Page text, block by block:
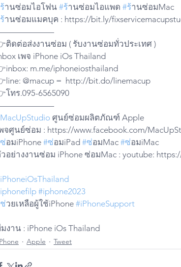
้านซ่อมไอโฟน #ร้านซ่อมไอแพด #ร้านซ่อมMac
านซ่อมแมคบุค : https://bit.ly/
ติดต่อส่งงานซ่อม ( รับงานซ่อมทั่วประเทศ )
เพจ iPhone iOs Thailand
m.me/iphoneiosthailand
@macup =  http://bit.do/linemacup
โทร.095-6565090
ศูนย์ซ่อมผลิตภัณฑ์ Apple
จศูนย์ซ่อม : https://www.facebook.com/
่อมiPhone #ซ่อมiPad #ซ่อมMac #ซ่อมiMac
อย่างงานซ่อม iPhone ซ่อมMac : youtube:
#iphone2023
่วยเหลือผู้ใช้iPhone #iPhoneSupport
งาน : iPhone iOs Thailand
Apple Tweet